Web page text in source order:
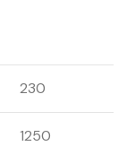
230
1250